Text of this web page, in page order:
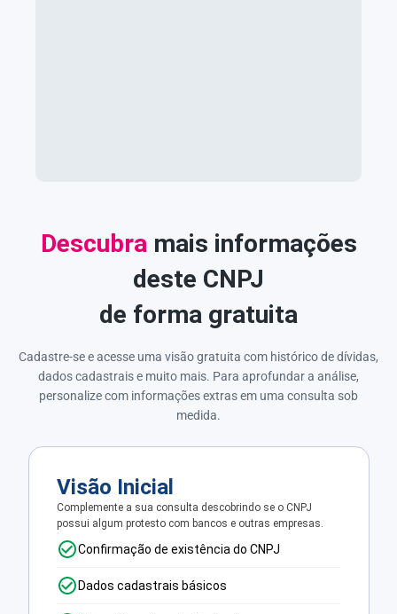
Descubra mais informações
deste CNPJ
de forma gratuita
Cadastre-se e acesse uma visão gratuita com histórico de dívidas,
dados cadastrais e muito mais. Para aprofundar a análise,
personalize com informações extras em uma consulta sob
medida.
Visão Inicial
Complemente a sua consulta descobrindo se o CNPJ
possui algum protesto com bancos e outras empresas.
Confirmação de existência do CNPJ
Dados cadastrais básicos